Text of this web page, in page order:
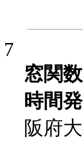
7
窓関
時間
阪府